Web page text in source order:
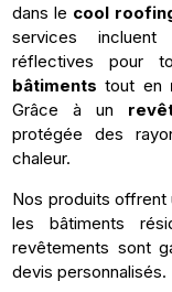
dans le cool
services
réflectives pour
bâtiments tout en
Grâce à un
protégée des
chaleur.
Nos produits
les bâtiments
revêtements sont
devis personnalisés.